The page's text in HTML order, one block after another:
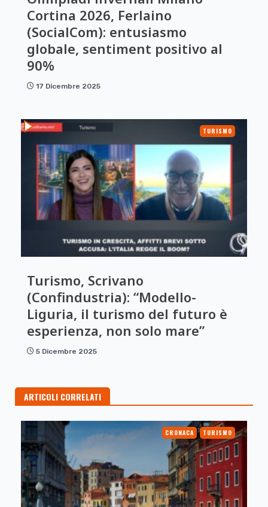
Cortina 2026, Ferlaino
(SocialCom): entusiasmo
globale, sentiment positivo al
90%
17 Dicembre 2025
TURISMO
Turismo, Scrivano
(Confindustria): “Modello-
Liguria, il turismo del futuro è
esperienza, non solo mare”
5 Dicembre 2025
ARTICOLI CORRELATI
CRONACA TURISMO